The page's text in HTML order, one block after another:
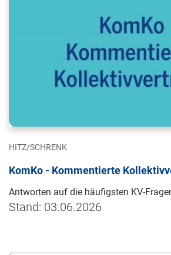
HITZ/SCHRENK
KomKo - Kommentierte
Antworten auf die häufigsten KV-
Stand: 03.06.2026